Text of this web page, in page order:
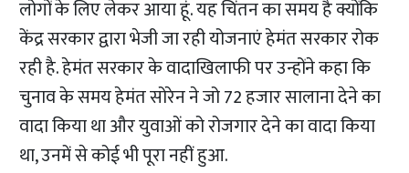
लोगों के लिए लेकर आया हूं. यह चिंतन का समय है क्योंकि
केंद्र सरकार द्वारा भेजी जा रही योजनाएं हेमंत सरकार रोक
रही है. हेमंत सरकार के वादाखिलाफी पर उन्होंने कहा कि
चुनाव के समय हेमंत सोरेन ने जो 72 हजार सालाना देने का
वादा किया था और युवाओं को रोजगार देने का वादा किया
था, उनमें से कोई भी पूरा नहीं हुआ.